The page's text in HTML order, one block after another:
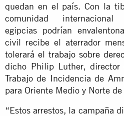
quedan en el país. Con la
comunidad
egipcias podrían
civil recibe el aterrador
toleraráel trabajo sobre
dicho Philip Luther, director
Trabajo de Incidencia de
para Oriente Medio y Norte
“Estos arrestos, la campaña